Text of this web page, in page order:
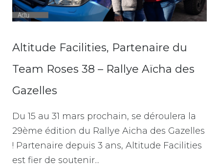
Altitude Facilities, Partenaire du
Team Roses 38 – Rallye Aïcha des
Gazelles
Du 15 au 31 mars prochain, se déroulera la
29ème édition du Rallye Aicha des Gazelles
! Partenaire depuis 3 ans, Altitude Facilities
est fier de soutenir...